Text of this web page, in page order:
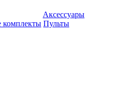
Аксессуары
Пульты